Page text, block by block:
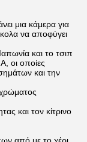
μια κάμερα για
να αποφύγει
και το τσιπ
οι οποίες
και την
και τον κίτρινο